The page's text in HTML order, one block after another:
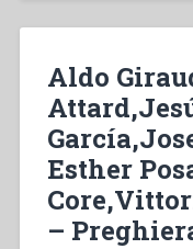
las
Aldo
Esther
–